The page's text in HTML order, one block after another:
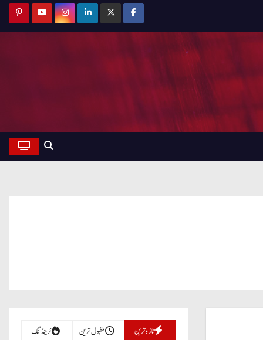
تازہ ترین مقبول ترین ٹرینڈنگ